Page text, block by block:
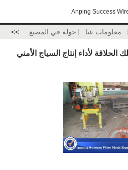
Anping Success
معلومات عنا جولة في المصنع >>